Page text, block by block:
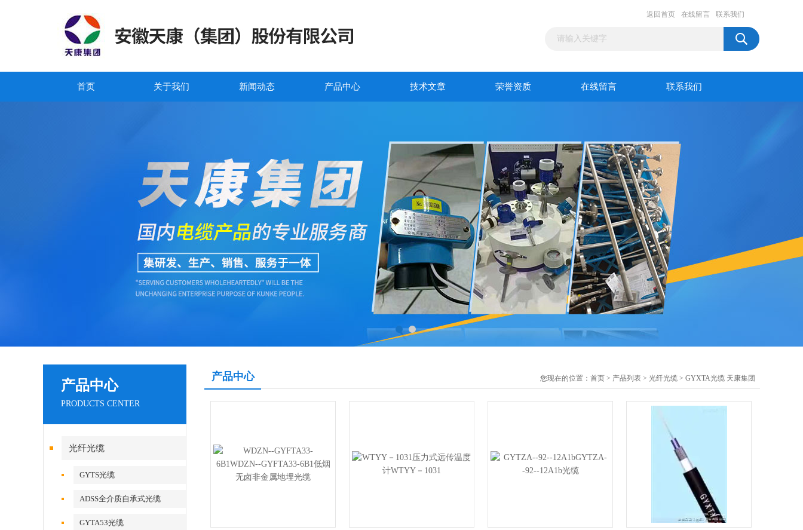
返回首页 在线留言 联系我们
首页 关于我们 新闻动态 产品中心 技术文章 荣誉资质 在线留言 联系我们
产品中心
PRODUCTS CENTER
光纤光缆
GYTS光缆
ADSS全介质自承式光缆
GYTA53光缆
产品中心 您现在的位置： 首页 > 产品列表 > 光纤光缆 > GYXTA光缆 天康集团